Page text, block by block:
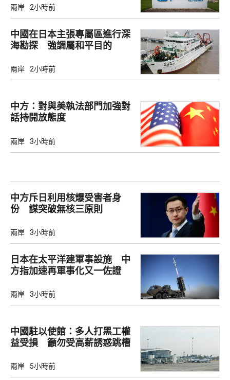
兩岸 2小時前
中國在日本主張專屬區進行深
海勘探 強調屬和平目的
兩岸 2小時前
中方：對與美執法部門加強對
話持開放態度
兩岸 3小時前
中方斥日利用核爆受害者身
份 謀突破無核三原則
兩岸 3小時前
日本在太平洋建軍事設施 中
方指加速再軍事化又一佐證
兩岸 3小時前
中國駐以使館：多人打黑工權
益受損 籲勿受高薪誘惑跳槽
兩岸 5小時前